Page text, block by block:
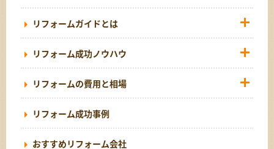
リフォームガイドとは
リフォーム成功ノウハウ
リフォームの費用と相場
リフォーム成功事例
おすすめリフォーム会社